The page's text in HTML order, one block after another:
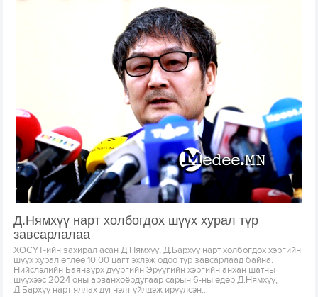
Д.Нямхүү нарт холбогдох шүүх хурал түр
завсарлалаа
ХӨСҮТ-ийн захирал асан Д.Нямхүү, Д.Бархүү нарт холбогдох хэргийн
шүүх хурал өглөө 10.00 цагт эхлэж одоо түр завсарлаад байна.
Нийслэлийн Баянзүрх дүүргийн Эрүүгийн хэргийн анхан шатны
шүүхээс 2024 оны арванхоёрдугаар сарын 6-ны өдөр Д.Нямхүү,
Д.Бархүү нарт яллах дүгнэлт үйлдэж ирүүлсэн...